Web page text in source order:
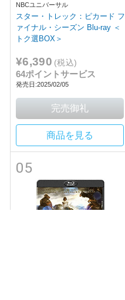
NBCユニバーサル
スター・トレック：ピカード フ
ァイナル・シーズン Blu-ray ＜
トク選BOX＞
¥6,390 (税込)
64ポイントサービス
発売日:2025/02/05
商品を見る
05